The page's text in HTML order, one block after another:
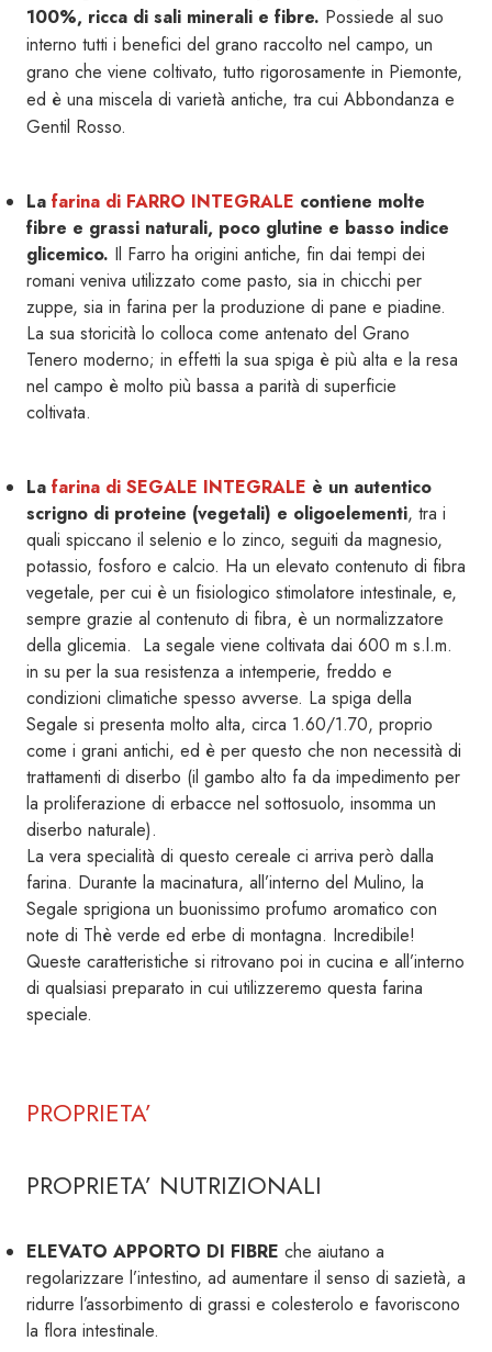
100%, ricca di sali minerali e fibre. Possiede al suo
interno tutti i benefici del grano raccolto nel campo, un
grano che viene coltivato, tutto rigorosamente in Piemonte,
ed è una miscela di varietà antiche, tra cui Abbondanza e
Gentil Rosso.
La farina di FARRO INTEGRALE contiene molte
fibre e grassi naturali, poco glutine e basso indice
glicemico. Il Farro ha origini antiche, fin dai tempi dei
romani veniva utilizzato come pasto, sia in chicchi per
zuppe, sia in farina per la produzione di pane e piadine.
La sua storicità lo colloca come antenato del Grano
Tenero moderno; in effetti la sua spiga è più alta e la resa
nel campo è molto più bassa a parità di superficie
coltivata.
La farina di SEGALE INTEGRALE è un autentico
scrigno di proteine (vegetali) e oligoelementi, tra i
quali spiccano il selenio e lo zinco, seguiti da magnesio,
potassio, fosforo e calcio. Ha un elevato contenuto di fibra
vegetale, per cui è un fisiologico stimolatore intestinale, e,
sempre grazie al contenuto di fibra, è un normalizzatore
della glicemia. La segale viene coltivata dai 600 m s.l.m.
in su per la sua resistenza a intemperie, freddo e
condizioni climatiche spesso avverse. La spiga della
Segale si presenta molto alta, circa 1.60/1.70, proprio
come i grani antichi, ed è per questo che non necessità di
trattamenti di diserbo (il gambo alto fa da impedimento per
la proliferazione di erbacce nel sottosuolo, insomma un
diserbo naturale).
La vera specialità di questo cereale ci arriva però dalla
farina. Durante la macinatura, all’interno del Mulino, la
Segale sprigiona un buonissimo profumo aromatico con
note di Thè verde ed erbe di montagna. Incredibile!
Queste caratteristiche si ritrovano poi in cucina e all’interno
di qualsiasi preparato in cui utilizzeremo questa farina
speciale.
PROPRIETA’
PROPRIETA’ NUTRIZIONALI
ELEVATO APPORTO DI FIBRE che aiutano a
regolarizzare l’intestino, ad aumentare il senso di sazietà, a
ridurre l’assorbimento di grassi e colesterolo e favoriscono
la flora intestinale.